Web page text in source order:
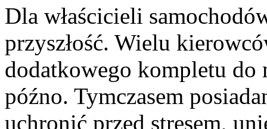
Dla właścicieli
przyszłość. Wielu
dodatkowego kompletu
późno. Tymczasem
uchronić przed stresem,